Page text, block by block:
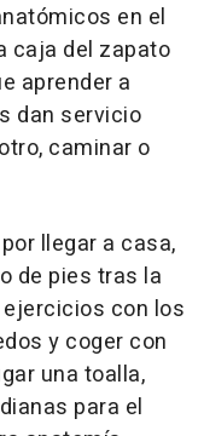
en el
caja del zapato
aprender a
dan servicio
caminar o
llegar a casa,
de pies tras la
con los
y coger con
una toalla,
para el